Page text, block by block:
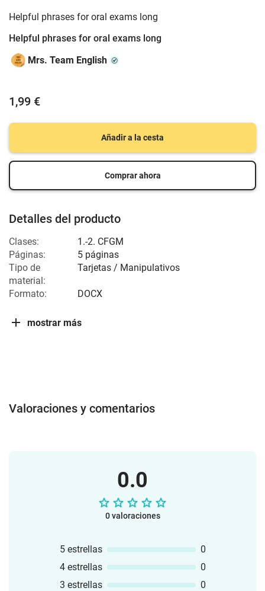
Helpful phrases for oral exams long
Helpful phrases for oral exams long
Mrs. Team English
1,99 €
Añadir a la cesta
Comprar ahora
Detalles del producto
Clases:
1.-2. CFGM
Páginas:
5 páginas
Tipo de
material:
Tarjetas / Manipulativos
Formato: DOCX
mostrar más
Valoraciones y comentarios
0.0
0 valoraciones
5 estrellas
0
4 estrellas
0
3 estrellas
0